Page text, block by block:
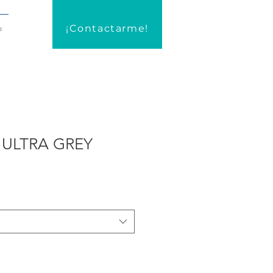
¡Contactarme!
GREY